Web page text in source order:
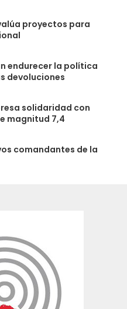
proyectos para
endurecer la política
devoluciones
solidaridad con
magnitud 7,4
comandantes de la